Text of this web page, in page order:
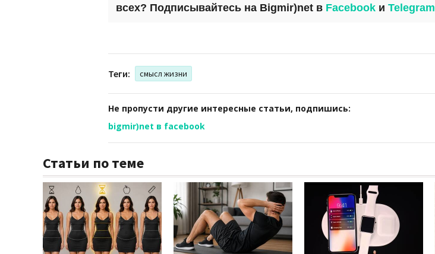
всех? Подписывайтесь на Bigmir)net в Facebook и Telegram
Теги: смысл жизни
Не пропусти другие интересные статьи, подпишись:
bigmir)net в facebook
Статьи по теме